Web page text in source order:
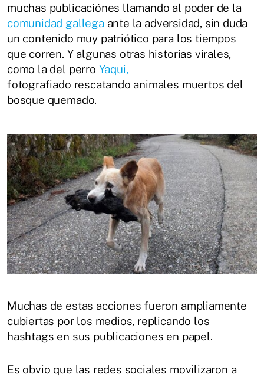
muchas publicaciónes llamando al poder de la
comunidad gallega ante la adversidad, sin duda
un contenido muy patriótico para los tiempos
que corren. Y algunas otras historias virales,
como la del perro Yaqui,
fotografiado rescatando animales muertos del
bosque quemado.
Muchas de estas acciones fueron ampliamente
cubiertas por los medios, replicando los
hashtags en sus publicaciones en papel.
Es obvio que las redes sociales movilizaron a